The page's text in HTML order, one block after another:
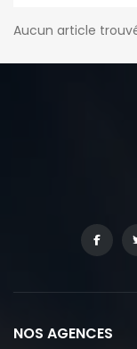
Aucun article
NOS AGENCES